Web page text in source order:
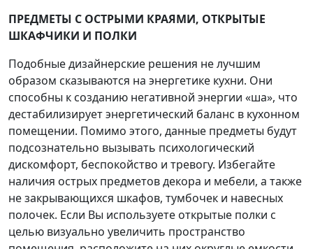
ПРЕДМЕТЫ С ОСТРЫМИ КРАЯМИ, ОТКРЫТЫЕ
ШКАФЧИКИ И ПОЛКИ
Подобные дизайнерские решения не лучшим
образом сказываются на энергетике кухни. Они
способны к созданию негативной энергии «ша», что
дестабилизирует энергетический баланс в кухонном
помещении. Помимо этого, данные предметы будут
подсознательно вызывать психологический
дискомфорт, беспокойство и тревогу. Избегайте
наличия острых предметов декора и мебели, а также
не закрывающихся шкафов, тумбочек и навесных
полочек. Если Вы используете открытые полки с
целью визуально увеличить пространство